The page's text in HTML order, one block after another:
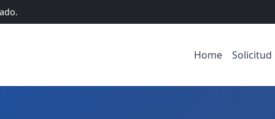
Home Solicitud